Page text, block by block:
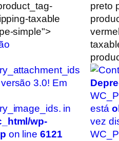
taxable
simple">
3.0! Em
in
wp-
on line 6121
preto
está
vez